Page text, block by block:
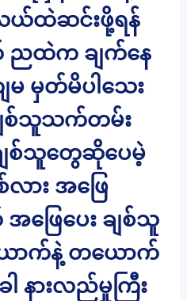
လယ်ထဲဆင်းဖို့ရန်
ညထဲက ချက်နေ
မ မှတ်မိပါသေး
စ်သူသက်တမ်း
ျစ်သူတွေဆိုပေမဲ့
လား အဖြေ
ဖြေပေး ချစ်သူ
ာက်နဲ့ တယောက်
ါ နားလည်မှုကြီး